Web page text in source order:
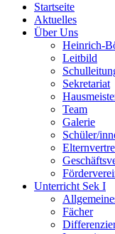
Startseite
Aktuelles
Über Uns
Heinrich-
Leitbild
Sekretariat
Team
Galerie
Schüler/
Unterricht Sek I
Fächer